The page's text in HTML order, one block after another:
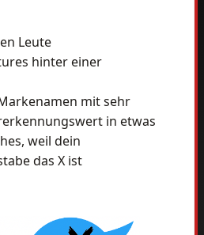
Leute
hinter einer
mit sehr
in etwas
weil dein
das X ist